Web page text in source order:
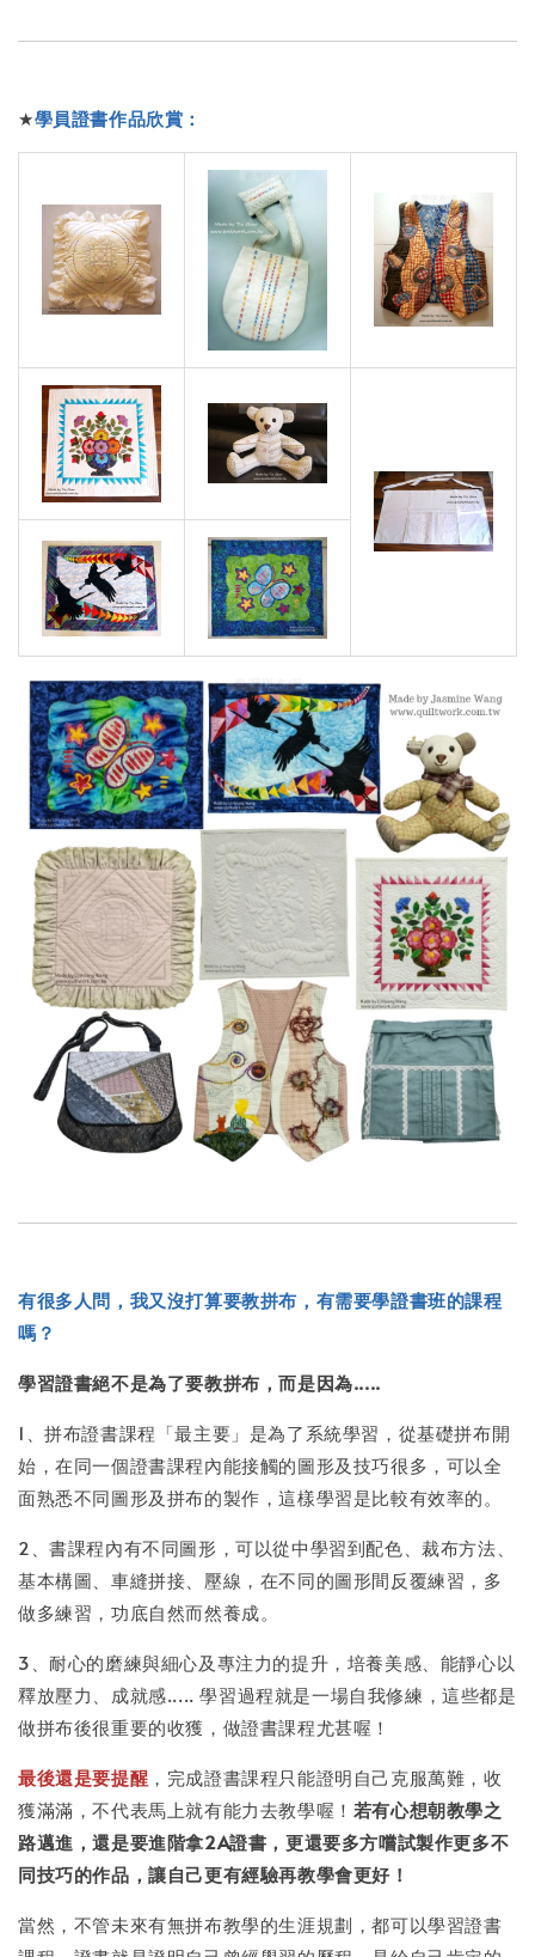
★學員證書作品欣賞：
有很多人問，我又沒打算要教拼布，有需要學證書班的課程
嗎？
學習證書絕不是為了要教拼布，而是因為.....
1、拼布證書課程「最主要」是為了系統學習，從基礎拼布開
始，在同一個證書課程內能接觸的圖形及技巧很多，可以全
面熟悉不同圖形及拼布的製作，這樣學習是比較有效率的。
2、書課程內有不同圖形，可以從中學習到配色、裁布方法、
基本構圖、車縫拼接、壓線，在不同的圖形間反覆練習，多
做多練習，功底自然而然養成。
3、耐心的磨練與細心及專注力的提升，培養美感、能靜心以
釋放壓力、成就感..... 學習過程就是一場自我修練，這些都是
做拼布後很重要的收獲，做證書課程尤甚喔！
最後還是要提醒 ，完成證書課程只能證明自己克服萬難，收
獲滿滿，不代表馬上就有能力去教學喔！ 若有心想朝教學之
路邁進，還是要進階拿2A證書，更還要多方嚐試製作更多不
同技巧的作品，讓自己更有經驗再教學會更好！
當然，不管未來有無拼布教學的生涯規劃，都可以學習證書